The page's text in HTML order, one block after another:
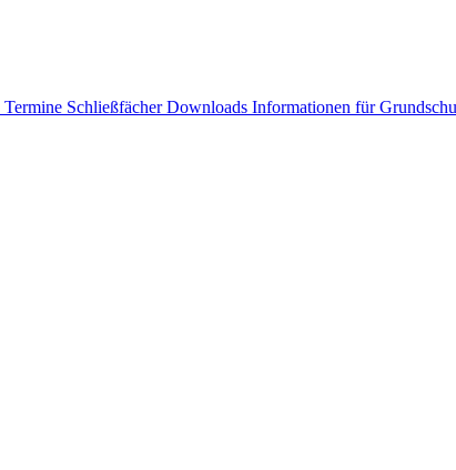
Termine SchließfächerDownloads Informationen für